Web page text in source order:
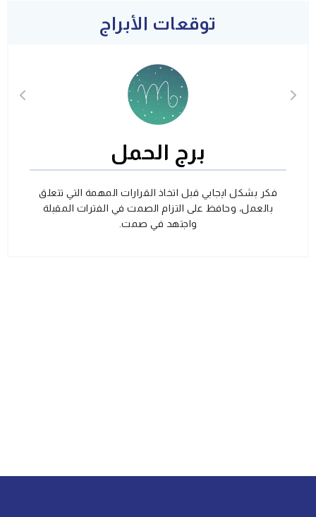
توقعات الأبراج
برج الحمل
فكر بشكل ايجابي قبل اتخاذ القرارات المهمة التي تتعلق
بالعمل، وحافظ على التزام الصمت في الفترات المقبلة
واجتهد في صمت.